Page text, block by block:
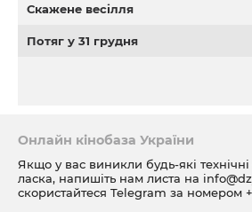
Скажене весілля
Потяг у 31 грудня
Онлайн кінобаза України
Якщо у вас виникли будь-які
ласка, напишіть нам листа на
скористайтеся Telegram за номером